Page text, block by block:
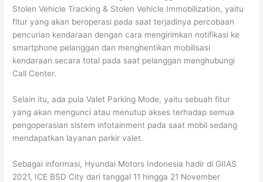
Stolen Vehicle Tracking & Stolen Vehicle Immobilization, yaitu
fitur yang akan beroperasi pada saat terjadinya percobaan
pencurian kendaraan dengan cara mengirimkan notifikasi ke
smartphone pelanggan dan menghentikan mobilisasi
kendaraan secara total pada saat pelanggan menghubungi
Call Center.
Selain itu, ada pula Valet Parking Mode, yaitu sebuah fitur
yang akan mengunci atau menutup akses terhadap semua
pengoperasian sistem infotainment pada saat mobil sedang
mendapatkan layanan parkir valet.
Sebagai informasi, Hyundai Motors Indonesia hadir di GIIAS
2021, ICE BSD City dari tanggal 11 hingga 21 November